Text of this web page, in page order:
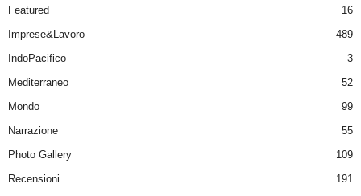
Featured
16
Imprese&Lavoro
489
IndoPacifico
3
Mediterraneo
52
Mondo
99
Narrazione
55
Photo Gallery
109
Recensioni
191